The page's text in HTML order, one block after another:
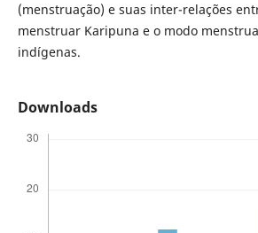
(menstruação) e suas inter-relações
menstruar Karipuna e o modo
indígenas.
Downloads